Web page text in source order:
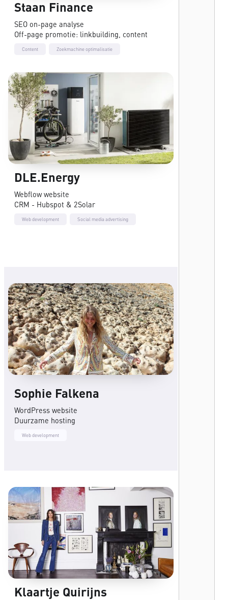
Staan Finance
SEO on-page analyse
Off-page promotie: linkbuilding, content
Content Zoekmachine optimalisatie
DLE.Energy
Webflow website
CRM - Hubspot & 2Solar
Web development Social media advertising
Sophie Falkena
WordPress website
Duurzame hosting
Web development
Klaartje Quirijns